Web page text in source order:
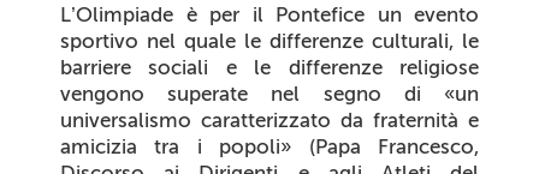
L’Olimpiade è per il Pontefice un evento
sportivo nel quale le differenze culturali, le
barriere sociali e le differenze religiose
vengono superate nel segno di «un
universalismo caratterizzato da fraternità e
amicizia tra i popoli» (Papa Francesco,